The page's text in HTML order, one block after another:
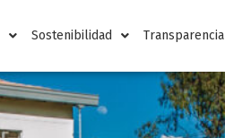
Sostenibilidad Transparencia